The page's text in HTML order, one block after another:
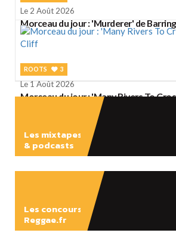
Le 2 Août 2026
Morceau du jour : 'Murderer' de
ROOTS 3
Le 1 Août 2026
Morceau du jour : 'Many Rivers To
Les mixtapes
& podcasts
Les concours
Reggae.fr